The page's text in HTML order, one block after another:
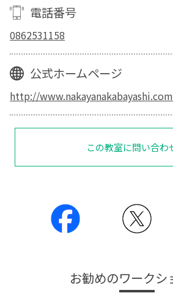
電話番号
0862531158
公式ホームページ
http://
この教室に問い合わ
お勧めのワークシ